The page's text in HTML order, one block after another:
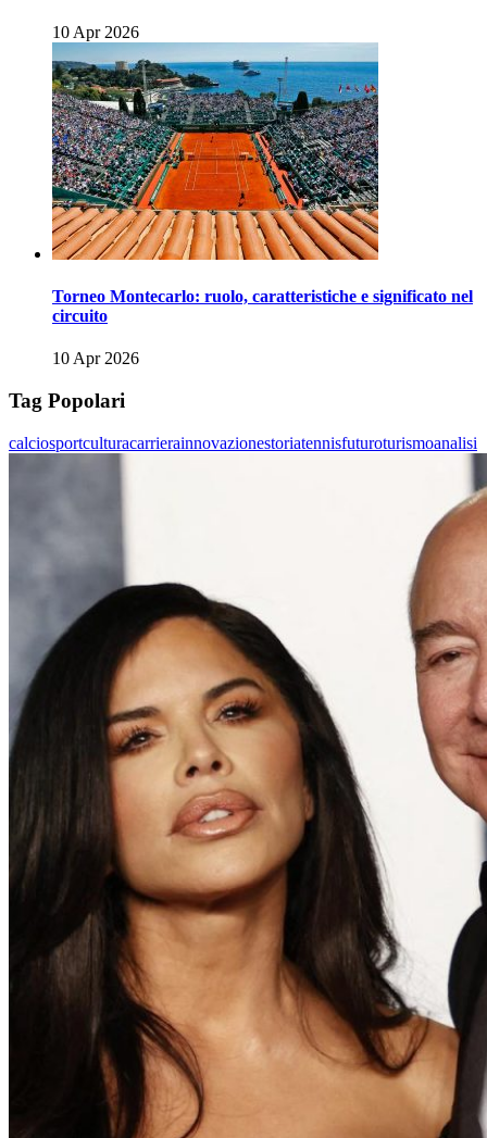
10 Apr 2026
Torneo Montecarlo: ruolo, caratteristiche e significato nel
circuito
10 Apr 2026
Tag Popolari
calciosportculturacarrierainnovazionestoriatennisfuturoturismoanalisi